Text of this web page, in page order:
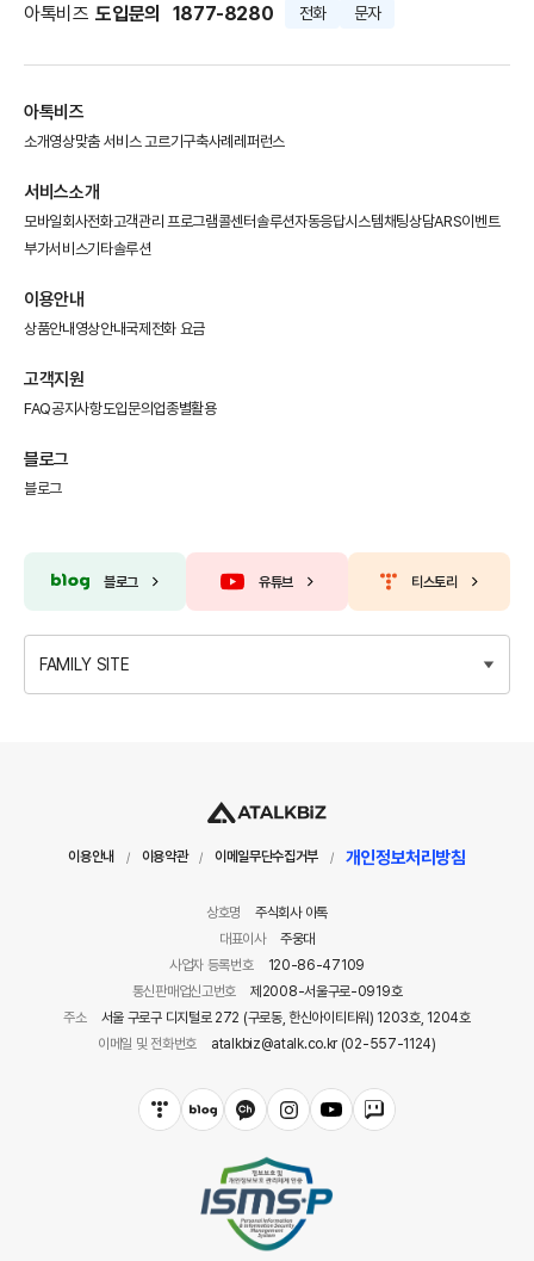
아톡비즈 도입문의 1877-8280 전화 문자
아톡비즈
소개영상맞춤 서비스 고르기구축사례 레퍼런스
서비스소개
모바일회사전화고객관리 프로그램콜센터솔루션자동응답시스템채팅상담ARS이벤트
부가서비스기타솔루션
이용안내
상품안내 영상안내국제전화 요금
고객지원
FAQ공지사항도입문의 업종별활용
블로그
블로그
블로그 유튜브 티스토리
FAMILY SITE
이용안내 / 이용약관 / 이메일무단수집거부 / 개인정보처리방침
상호명
주식회사 아톡
대표이사
주웅대
사업자 등록번호
120-86-47109
통신판매업신고번호
제2008-서울구로-0919호
주소
서울 구로구 디지털로 272 (구로동, 한신아이티타워) 1203호, 1204호
이메일 및 전화번호
atalkbiz@atalk.co.kr (02-557-1124)